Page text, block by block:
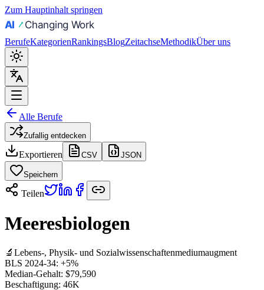
Zum Hauptinhalt springen
BerufeKategorienRankingsBlogZeitachseMethodikÜber uns
Alle Berufe
Zufallig entdecken
Exportieren CSV JSON
Speichern
Teilen
Meeresbiologen
🔬 Lebens-, Physik- und Sozialwissenschaftenmediumaugment
BLS 2024-34: +5%
Median-Gehalt: $79,590
Beschaftigung: 46K